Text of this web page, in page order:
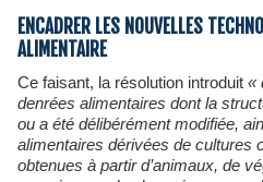
ENCADRER LES NOUVELLES
ALIMENTAIRE
Ce faisant, la résolution introduit «
denrées alimentaires dont la
ou a été délibérément modifiée,
alimentaires dérivées de cultures
obtenues à partir d’animaux, de